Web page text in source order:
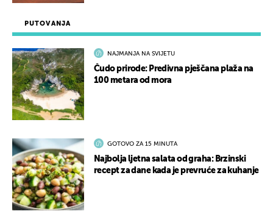
PUTOVANJA
NAJMANJA NA SVIJETU
Čudo prirode: Predivna pješčana plaža na
100 metara od mora
GOTOVO ZA 15 MINUTA
Najbolja ljetna salata od graha: Brzinski
recept za dane kada je prevruće za kuhanje